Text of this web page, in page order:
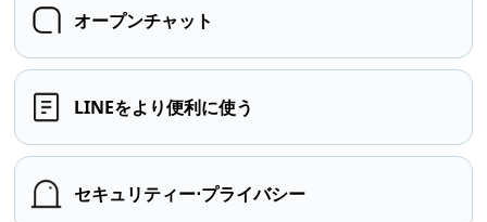
オープンチャット
LINEをより便利に使う
セキュリティー⋅プライバシー